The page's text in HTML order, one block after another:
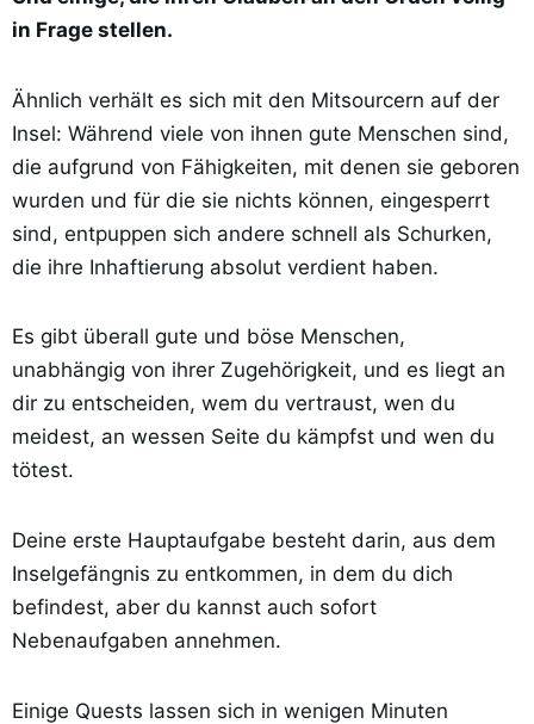
in Frage stellen.
Ähnlich verhält es sich mit den Mitsourcern auf der
Insel: Während viele von ihnen gute Menschen sind,
die aufgrund von Fähigkeiten, mit denen sie geboren
wurden und für die sie nichts können, eingesperrt
sind, entpuppen sich andere schnell als Schurken,
die ihre Inhaftierung absolut verdient haben.
Es gibt überall gute und böse Menschen,
unabhängig von ihrer Zugehörigkeit, und es liegt an
dir zu entscheiden, wem du vertraust, wen du
meidest, an wessen Seite du kämpfst und wen du
tötest.
Deine erste Hauptaufgabe besteht darin, aus dem
Inselgefängnis zu entkommen, in dem du dich
befindest, aber du kannst auch sofort
Nebenaufgaben annehmen.
Einige Quests lassen sich in wenigen Minuten